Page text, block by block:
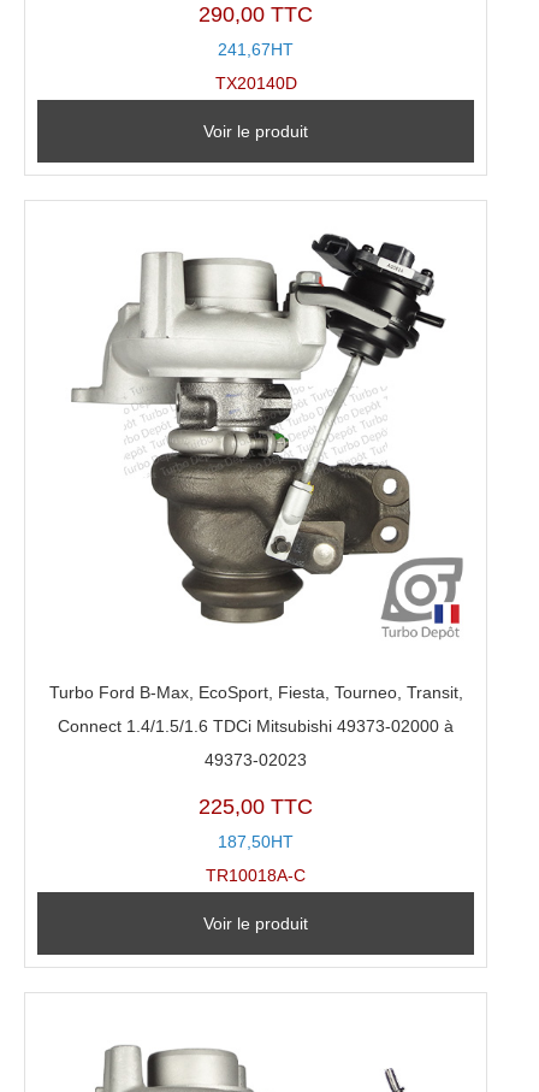
290,00 TTC
241,67HT
TX20140D
Voir le produit
Turbo Ford B-Max, EcoSport, Fiesta, Tourneo, Transit,
Connect 1.4/1.5/1.6 TDCi Mitsubishi 49373-02000 à
49373-02023
225,00 TTC
187,50HT
TR10018A-C
Voir le produit